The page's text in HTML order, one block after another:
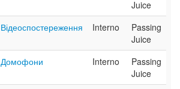
Juice
Відеоспостереження
Interno
Passing
Juice
Домофони
Interno
Passing
Juice